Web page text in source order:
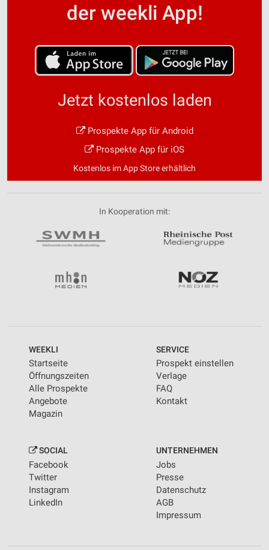
der weekli App!
Jetzt kostenlos laden
Prospekte App für Android
Prospekte App für iOS
Kostenlos im App Store erhältlich
In Kooperation mit:
WEEKLI
Startseite
Öffnungszeiten
Alle Prospekte
Angebote
Magazin
SERVICE
Prospekt einstellen
Verlage
FAQ
Kontakt
SOCIAL
Facebook
Twitter
Instagram
LinkedIn
UNTERNEHMEN
Jobs
Presse
Datenschutz
AGB
Impressum